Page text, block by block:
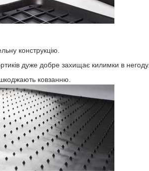
конструкцію.
дуже добре захищає килимки в негоду.
ковзанню.